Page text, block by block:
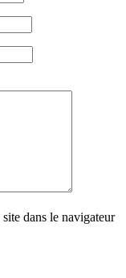
dans le navigateur